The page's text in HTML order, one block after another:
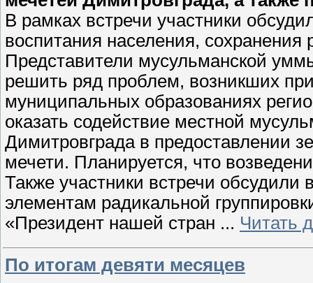
В рамках встречи участники
воспитания населения,
Представители мусульманской
решить ряд проблем, возникших
муниципальных образованиях
оказать содействие местной
Димитровграда в предоставлении
мечети. Планируется, что
Также участники встречи
элементам радикальной
«Президент нашей стран ... Читать
По итогам девяти месяцев